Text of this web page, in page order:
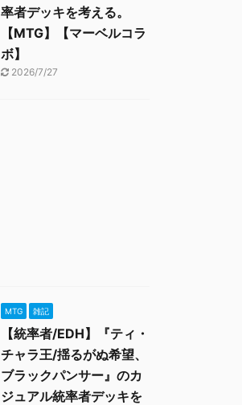
率者デッキを考える。
【MTG】【マーベルコラ
ボ】
2026/7/27
MTG 雑記
【統率者/EDH】『ティ・
チャラ王/揺るがぬ希望、
ブラックパンサー』のカ
ジュアル統率者デッキを